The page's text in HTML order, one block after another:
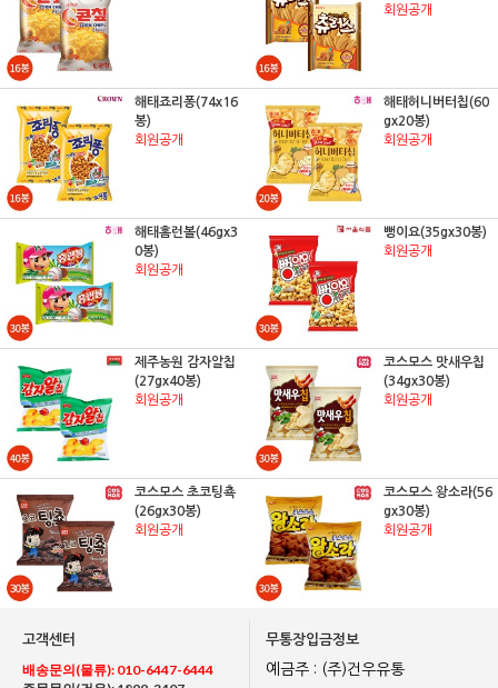
회원공개
해태죠리퐁(74x16
봉)
회원공개
해태허니버터칩(60
gx20봉)
회원공개
해태홈런볼(46gx3
0봉)
회원공개
뻥이요(35gx30봉)
회원공개
제주농원 감자알칩
(27gx40봉)
회원공개
코스모스 맛새우칩
(34gx30봉)
회원공개
코스모스 초코팅쵹
(26gx30봉)
회원공개
코스모스 왕소라(56
gx30봉)
회원공개
고객센터
배송문의(물류): 010-6447-6444
무통장입금정보
예금주 : (주)건우유통